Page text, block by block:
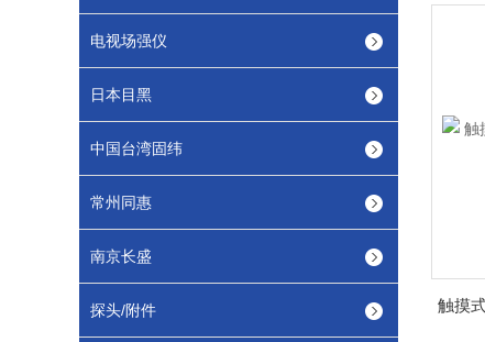
电视场强仪
日本目黑
中国台湾固纬
常州同惠
南京长盛
探头/附件